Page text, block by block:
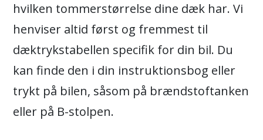
hvilken tommerstørrelse dine dæk har. Vi
henviser altid først og fremmest til
dæktrykstabellen specifik for din bil. Du
kan finde den i din instruktionsbog eller
trykt på bilen, såsom på brændstoftanken
eller på B-stolpen.